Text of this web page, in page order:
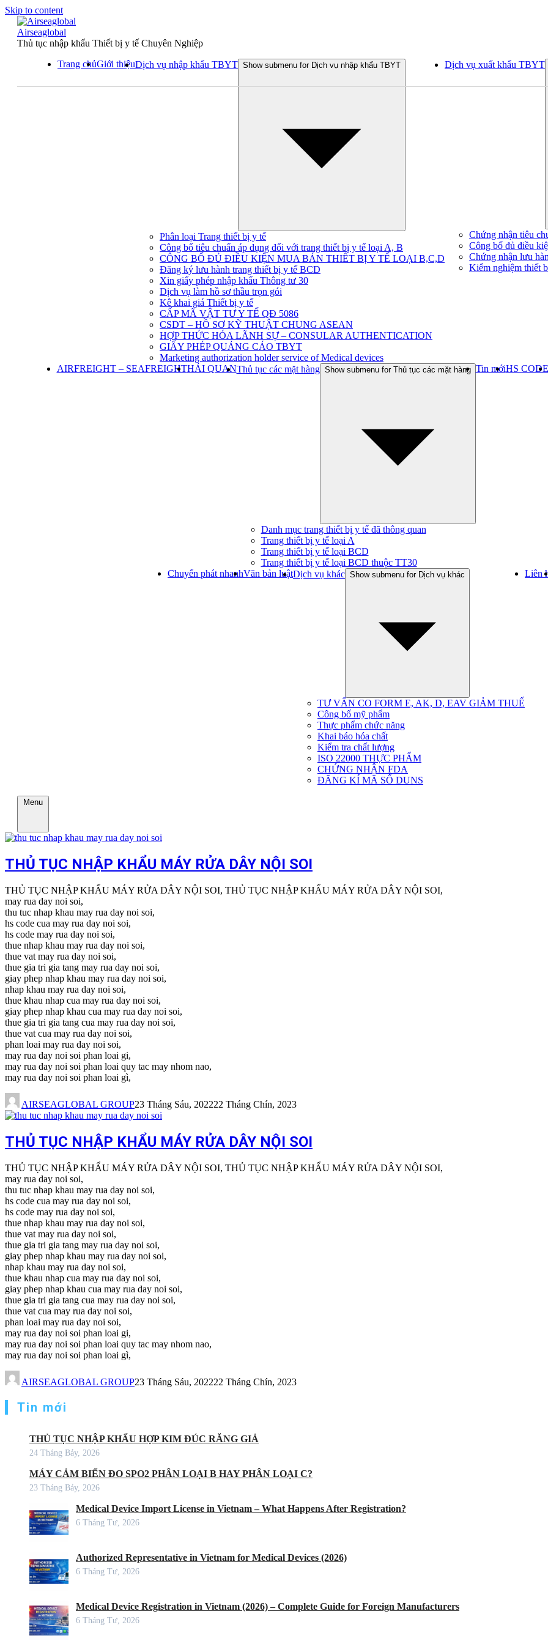
Skip to content
Airseaglobal
Thủ tục nhập khẩu Thiết bị y tế Chuyên Nghiệp
Trang chủGiới thiệuDịch vụ nhập khẩu TBYT Show submenu for Dịch vụ nhập khẩu TBYT
Phân loại Trang thiết bị y tế
Công bố tiêu chuẩn áp dụng đối với trang thiết bị y tế loại A, B
CÔNG BỐ ĐỦ ĐIỀU KIỆN MUA BÁN THIẾT BỊ Y TẾ LOẠI B,C,D
Đăng ký lưu hành trang thiết bị y tế BCD
Xin giấy phép nhập khẩu Thông tư 30
Dịch vụ làm hồ sơ thầu trọn gói
Kê khai giá Thiết bị y tế
CẤP MÃ VẬT TƯ Y TẾ QĐ 5086
CSDT – HỒ SƠ KỸ THUẬT CHUNG ASEAN
HỢP THỨC HÓA LÃNH SỰ – CONSULAR AUTHENTICATION
GIẤY PHÉP QUẢNG CÁO TBYT
Marketing authorization holder service of Medical devices
Dịch vụ xuất khẩu TBYT
Chứng nhận tiêu
Công bố đủ điều
Chứng nhận lưu
Kiểm nghiệm thiết
AIRFREIGHT – SEAFREIGHTHẢI QUANThủ tục các mặt hàng Show submenu for Thủ tục các mặt hàng
Danh mục trang thiết bị y tế đã thông quan
Trang thiết bị y tế loại A
Trang thiết bị y tế loại BCD
Trang thiết bị y tế loại BCD thuộc TT30
Tin mớiHS CODE
Chuyển phát nhanhVăn bản luậtDịch vụ khác Show submenu for Dịch vụ khác
TƯ VẤN CO FORM E, AK, D, EAV GIẢM THUẾ
Công bố mỹ phẩm
Thực phẩm chức năng
Khai báo hóa chất
Kiểm tra chất lượng
ISO 22000 THỰC PHẨM
CHỨNG NHẬN FDA
ĐĂNG KÍ MÃ SỐ DUNS
Liên
Menu
THỦ TỤC NHẬP KHẨU MÁY RỬA DÂY NỘI SOI
THỦ TỤC NHẬP KHẨU MÁY RỬA DÂY NỘI SOI, THỦ TỤC NHẬP KHẨU MÁY RỬA DÂY NỘI SOI,
may rua day noi soi,
thu tuc nhap khau may rua day noi soi,
hs code cua may rua day noi soi,
hs code may rua day noi soi,
thue nhap khau may rua day noi soi,
thue vat may rua day noi soi,
thue gia tri gia tang may rua day noi soi,
giay phep nhap khau may rua day noi soi,
nhap khau may rua day noi soi,
thue khau nhap cua may rua day noi soi,
giay phep nhap khau cua may rua day noi soi,
thue gia tri gia tang cua may rua day noi soi,
thue vat cua may rua day noi soi,
phan loai may rua day noi soi,
may rua day noi soi phan loai gi,
may rua day noi soi phan loai quy tac may nhom nao,
may rua day noi soi phan loai gì,
AIRSEAGLOBAL GROUP23 Tháng Sáu, 202222 Tháng Chín, 2023
THỦ TỤC NHẬP KHẨU MÁY RỬA DÂY NỘI SOI
THỦ TỤC NHẬP KHẨU MÁY RỬA DÂY NỘI SOI, THỦ TỤC NHẬP KHẨU MÁY RỬA DÂY NỘI SOI,
may rua day noi soi,
thu tuc nhap khau may rua day noi soi,
hs code cua may rua day noi soi,
hs code may rua day noi soi,
thue nhap khau may rua day noi soi,
thue vat may rua day noi soi,
thue gia tri gia tang may rua day noi soi,
giay phep nhap khau may rua day noi soi,
nhap khau may rua day noi soi,
thue khau nhap cua may rua day noi soi,
giay phep nhap khau cua may rua day noi soi,
thue gia tri gia tang cua may rua day noi soi,
thue vat cua may rua day noi soi,
phan loai may rua day noi soi,
may rua day noi soi phan loai gi,
may rua day noi soi phan loai quy tac may nhom nao,
may rua day noi soi phan loai gì,
AIRSEAGLOBAL GROUP23 Tháng Sáu, 202222 Tháng Chín, 2023
Tin mới
THỦ TỤC NHẬP KHẨU HỢP KIM ĐÚC RĂNG GIẢ
24 Tháng Bảy, 2026
MÁY CẢM BIẾN ĐO SPO2 PHÂN LOẠI B HAY PHÂN LOẠI C?
23 Tháng Bảy, 2026
Medical Device Import License in Vietnam – What Happens After Registration?
6 Tháng Tư, 2026
Authorized Representative in Vietnam for Medical Devices (2026)
6 Tháng Tư, 2026
Medical Device Registration in Vietnam (2026) – Complete Guide for Foreign Manufacturers
6 Tháng Tư, 2026